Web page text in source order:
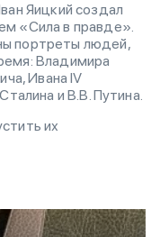
Яицкий создал
«Сила в правде».
портреты людей,
Владимира
Ивана IV
и В.В. Путина.
их